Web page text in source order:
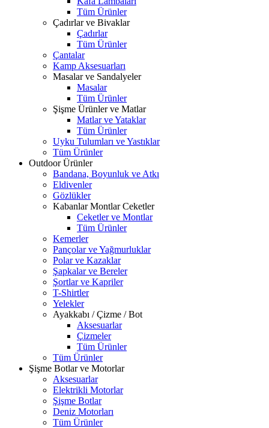
Tüm Ürünler
Çadırlar ve Bivaklar
Çadırlar
Tüm Ürünler
Çantalar
Kamp Aksesuarları
Masalar ve Sandalyeler
Masalar
Tüm Ürünler
Şişme Ürünler ve Matlar
Matlar ve Yataklar
Tüm Ürünler
Uyku Tulumları ve Yastıklar
Tüm Ürünler
Outdoor Ürünler
Bandana, Boyunluk ve Atkı
Eldivenler
Gözlükler
Kabanlar Montlar Ceketler
Ceketler ve Montlar
Tüm Ürünler
Kemerler
Pançolar ve Yağmurluklar
Polar ve Kazaklar
Şapkalar ve Bereler
Şortlar ve Kapriler
T-Shirtler
Yelekler
Ayakkabı / Çizme / Bot
Aksesuarlar
Çizmeler
Tüm Ürünler
Tüm Ürünler
Şişme Botlar ve Motorlar
Aksesuarlar
Elektrikli Motorlar
Şişme Botlar
Deniz Motorları
Tüm Ürünler